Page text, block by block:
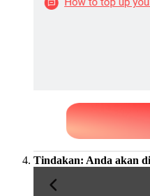
Tindakan: Anda akan